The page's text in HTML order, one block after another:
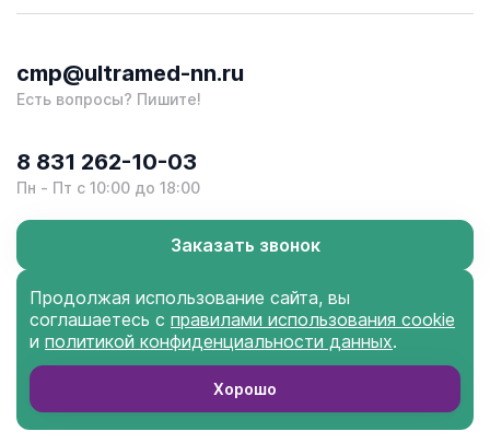
Заказать звонок
cmp@ultramed-nn.ru
Есть вопросы? Пишите!
8 831 262-10-03
Пн - Пт с 10:00 до 18:00
Заказать звонок
Ультрамед Центр
Медицины Плода © 2026
Сделано
Продолжая использование сайта, вы
соглашаетесь с правилами использования cookie
и политикой конфиденциальности данных.
Хорошо